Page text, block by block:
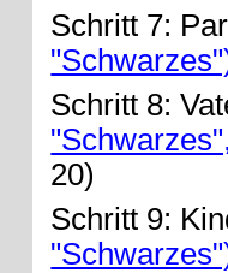
Schritt 7:
Schritt 8:
20)
Schritt 9: